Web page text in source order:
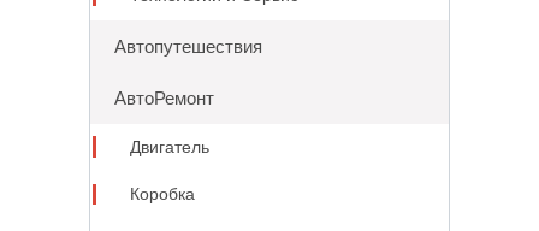
Автопутешествия
АвтоРемонт
Двигатель
Коробка